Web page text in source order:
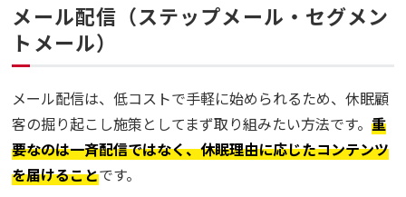
メール配信（ステップメール・セグメン
トメール）
メール配信は、低コストで手軽に始められるため、休眠顧
客の掘り起こし施策としてまず取り組みたい方法です。重
要なのは一斉配信ではなく、休眠理由に応じたコンテンツ
を届けることです。